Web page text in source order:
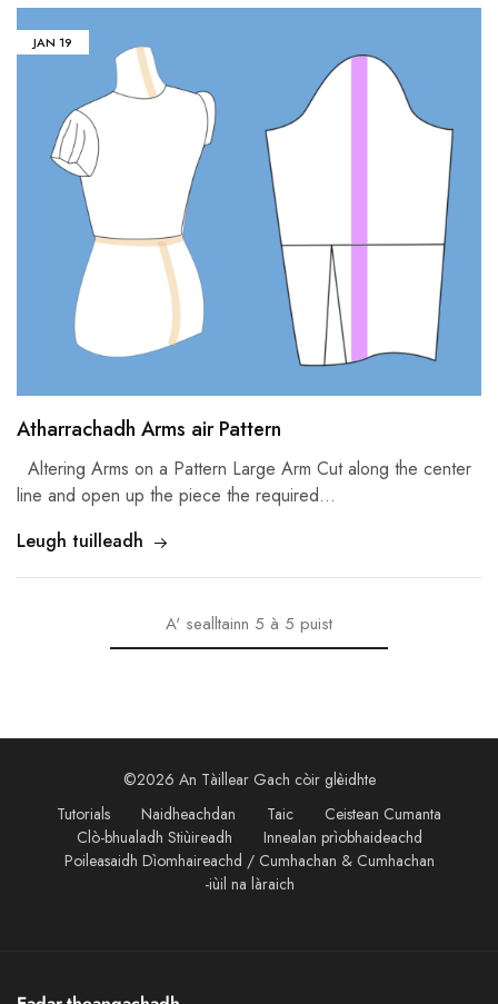
JAN 19
Atharrachadh Arms air Pattern
Altering Arms on a Pattern Large Arm Cut along the center
line and open up the piece the required…
Leugh tuilleadh
A' sealltainn 5 à 5 puist
©2026 An Tàillear Gach còir glèidhte
Tutorials
Naidheachdan Taic
Ceistean Cumanta
Clò-bhualadh Stiùireadh
Innealan prìobhaideachd
Poileasaidh Dìomhaireachd / Cumhachan & Cumhachan
-iùil na làraich